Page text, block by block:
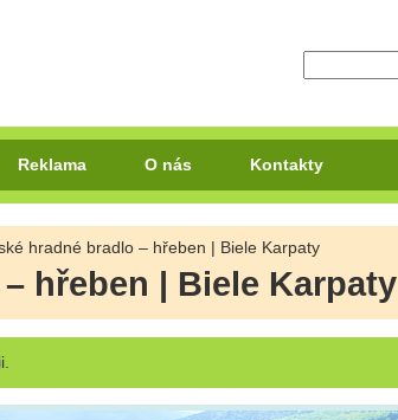
Reklama O nás Kontakty
hradné bradlo – hřeben | Biele Karpaty
hřeben | Biele Karpaty